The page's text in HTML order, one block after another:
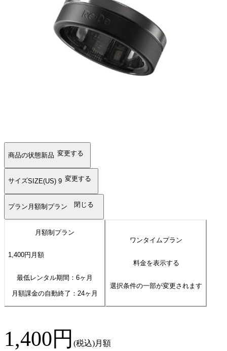
商品の状態新品 変更する
サイズSIZE(US) 9 変更する
プラン 月額制プラン 閉じる
月額制プラン
1,400円 月額
最低レンタル期間：6ヶ月
月額課金の自動終了： 24ヶ月
ワンタイムプラン
料金を表示する
選択条件の一部が変更されます
1,400円 (税込)月額